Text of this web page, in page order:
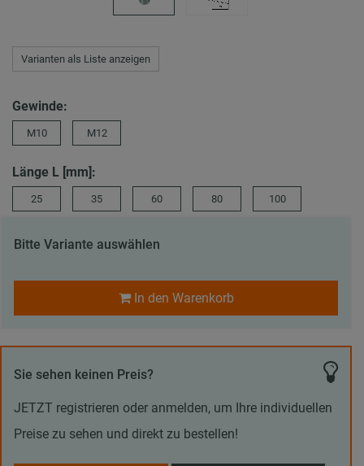
Varianten als Liste anzeigen
Gewinde:
M10 M12
Länge L [mm]:
25 35 60 80 100
Bitte Variante auswählen
In den Warenkorb
Sie sehen keinen Preis?
JETZT registrieren oder anmelden, um Ihre individuellen
Preise zu sehen und direkt zu bestellen!